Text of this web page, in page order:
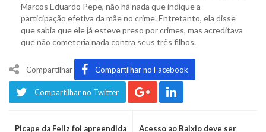
Marcos Eduardo Pepe, não há nada que indique a
participação efetiva da mãe no crime. Entretanto, ela disse
que sabia que ele já esteve preso por crimes, mas acreditava
que não cometeria nada contra seus três filhos.
Compartilhar Compartilhar no Facebook
Compartilhar no Twitter
Picape da Feliz foi apreendida
Acesso ao Baixio deve ser